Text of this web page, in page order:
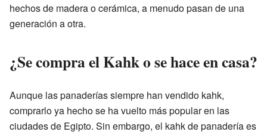
hechos de madera o cerámica, a menudo pasan de una
generación a otra.
¿Se compra el Kahk o se hace en casa?
Aunque las panaderías siempre han vendido kahk,
comprarlo ya hecho se ha vuelto más popular en las
ciudades de Egipto. Sin embargo, el kahk de panadería es